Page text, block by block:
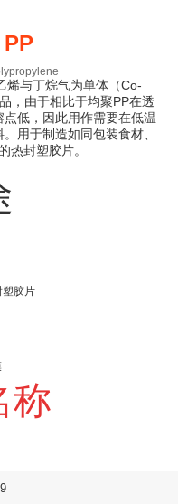
烯与丁烷气为单体（Co-
，由于相比于均聚PP在透
低，因此用作需要在低温
用于制造如同包装食材、
热封塑胶片。
塑胶片
称